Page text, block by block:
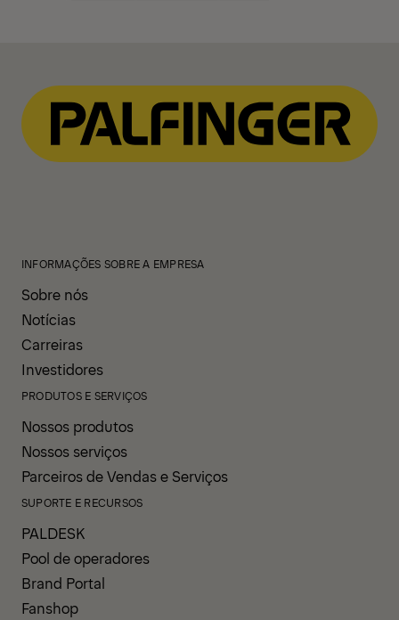
INFORMAÇÕES SOBRE A EMPRESA
Sobre nós
Notícias
Carreiras
Investidores
PRODUTOS E SERVIÇOS
Nossos produtos
Nossos serviços
Parceiros de Vendas e Serviços
SUPORTE E RECURSOS
PALDESK
Pool de operadores
Brand Portal
Fanshop